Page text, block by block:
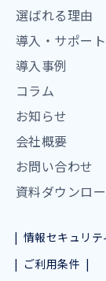
選ばれる理由
導入・サポート
導入事例
コラム
お知らせ
会社概要
お問い合わせ
資料ダウンロ
情報セキュリテ
ご利用条件